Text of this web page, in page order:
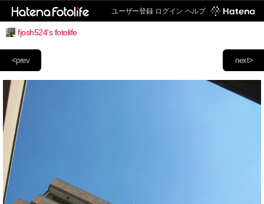
ユーザー登録 ログイン ヘルプ
fjosh524's fotolife
next>
<prev